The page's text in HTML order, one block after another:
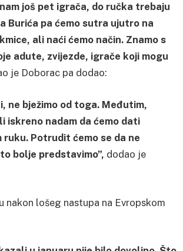
još pet igrača, do ručka trebaju
Burića pa ćemo sutra ujutro na
ali naći ćemo način. Znamo s
adute, zvijezde, igrače koji mogu
je Doborac pa dodao:
ne bježimo od toga. Međutim,
iskreno nadam da ćemo dati
Potrudit ćemo se da ne
bolje predstavimo”, dodao je
nakon lošeg nastupa na Evropskom